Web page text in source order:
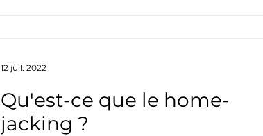
Qu'est-ce que le home-
jacking ?
12 juil. 2022